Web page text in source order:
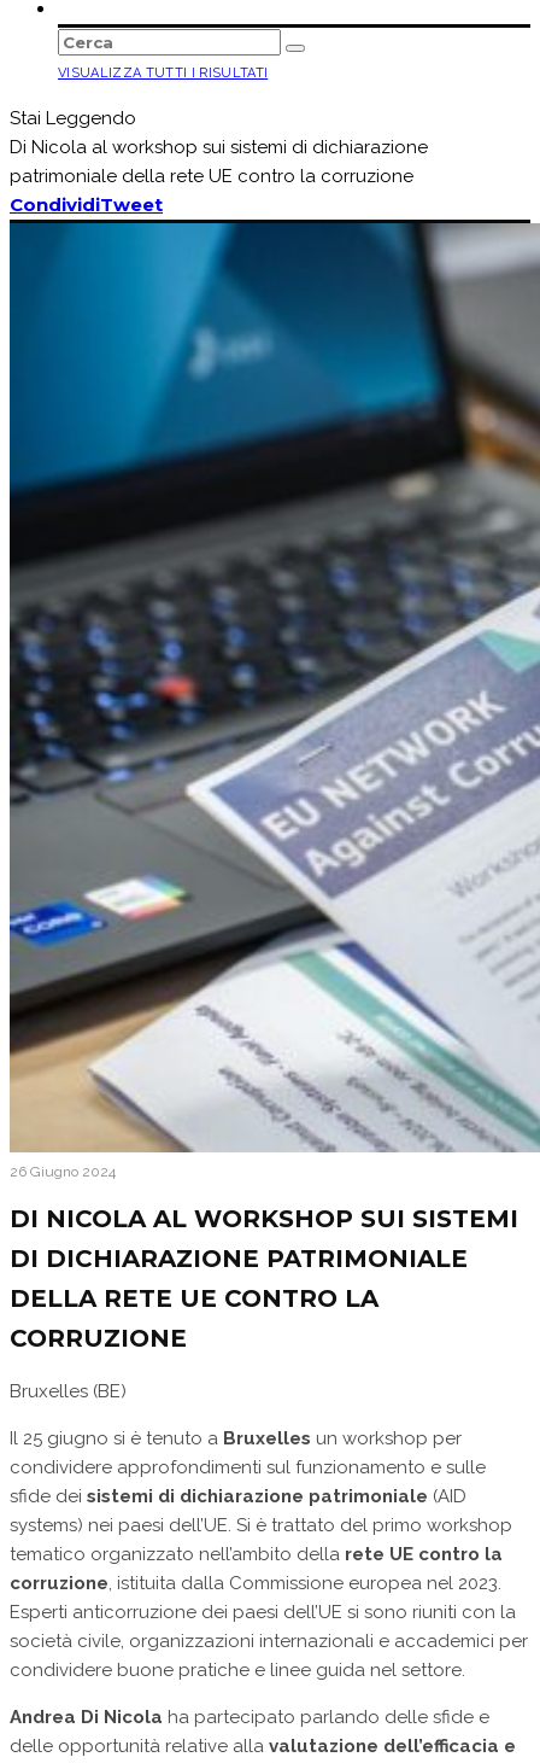
VISUALIZZA TUTTI I RISULTATI
Stai Leggendo
Di Nicola al workshop sui sistemi di dichiarazione
patrimoniale della rete UE contro la corruzione
CondividiTweet
26 Giugno 2024
DI NICOLA AL WORKSHOP SUI SISTEMI
DI DICHIARAZIONE PATRIMONIALE
DELLA RETE UE CONTRO LA
CORRUZIONE
Bruxelles (BE)
Il 25 giugno si è tenuto a Bruxelles un workshop per
condividere approfondimenti sul funzionamento e sulle
sfide dei sistemi di dichiarazione patrimoniale (AID
systems) nei paesi dell’UE. Si è trattato del primo workshop
tematico organizzato nell’ambito della rete UE contro la
corruzione, istituita dalla Commissione europea nel 2023.
Esperti anticorruzione dei paesi dell’UE si sono riuniti con la
società civile, organizzazioni internazionali e accademici per
condividere buone pratiche e linee guida nel settore.
Andrea Di Nicola ha partecipato parlando delle sfide e
delle opportunità relative alla valutazione dell’efficacia e